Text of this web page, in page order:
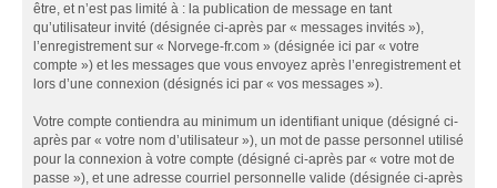
être, et n’est pas limité à : la publication de message en tant
qu’utilisateur invité (désignée ci-après par « messages invités »),
l’enregistrement sur « Norvege-fr.com » (désignée ici par « votre
compte ») et les messages que vous envoyez après l’enregistrement et
lors d’une connexion (désignés ici par « vos messages »).
Votre compte contiendra au minimum un identifiant unique (désigné ci-
après par « votre nom d’utilisateur »), un mot de passe personnel utilisé
pour la connexion à votre compte (désigné ci-après par « votre mot de
passe »), et une adresse courriel personnelle valide (désignée ci-après